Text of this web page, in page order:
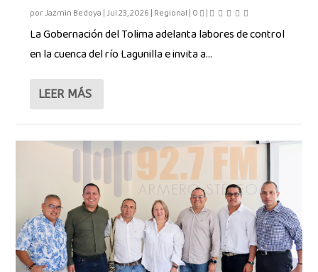
porJazmin Bedoya | Jul 23, 2026 | Regional | 0 |
La Gobernación del Tolima adelanta labores de control
en la cuenca del río Lagunilla e invita a...
LEER MÁS